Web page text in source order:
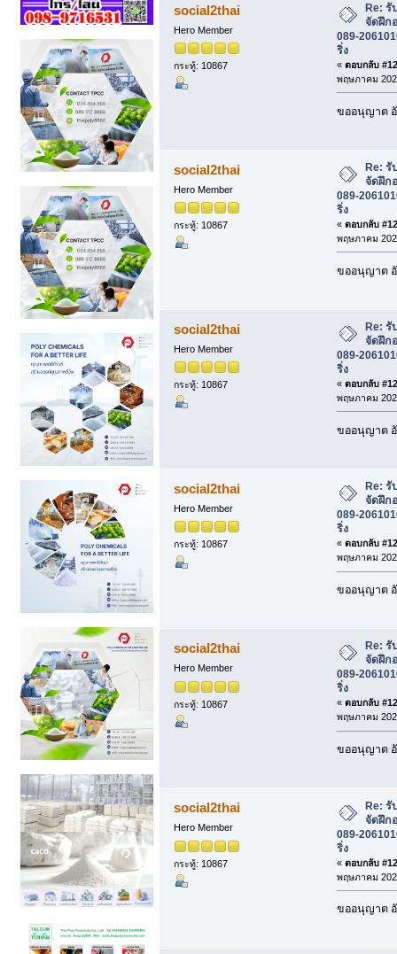
social2thai
Hero Member
กระทู้: 10867
Re: รั
จัดฝึก
089-
ริ่ง
« ตอบกลับ
พฤษภาคม
ขออนุญาต
social2thai
Hero Member
กระทู้: 10867
Re: รั
จัดฝึก
089-
ริ่ง
« ตอบกลับ
พฤษภาคม
ขออนุญาต
social2thai
Hero Member
กระทู้: 10867
Re: รั
จัดฝึก
089-
ริ่ง
« ตอบกลับ
พฤษภาคม
ขออนุญาต
social2thai
Hero Member
กระทู้: 10867
Re: รั
จัดฝึก
089-
ริ่ง
« ตอบกลับ
พฤษภาคม
ขออนุญาต
social2thai
Hero Member
กระทู้: 10867
Re: รั
จัดฝึก
089-
ริ่ง
« ตอบกลับ
พฤษภาคม
ขออนุญาต
social2thai
Hero Member
กระทู้: 10867
Re: รั
จัดฝึก
089-
ริ่ง
« ตอบกลับ
พฤษภาคม
ขออนุญาต